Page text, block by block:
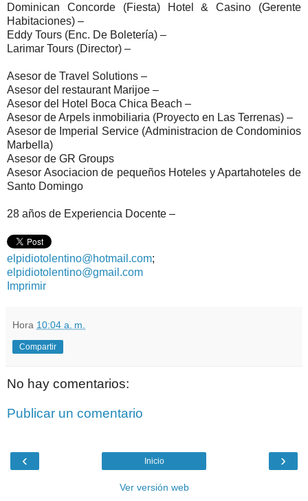
Dominican Concorde (Fiesta) Hotel & Casino (Gerente
Habitaciones) –
Eddy Tours (Enc. De Boletería) –
Larimar Tours (Director) –
Asesor de Travel Solutions –
Asesor del restaurant Marijoe –
Asesor del Hotel Boca Chica Beach –
Asesor de Arpels inmobiliaria (Proyecto en Las Terrenas) –
Asesor de Imperial Service (Administracion de Condominios
Marbella)
Asesor de GR Groups
Asesor Asociacion de pequeños Hoteles y Apartahoteles de
Santo Domingo
28 años de Experiencia Docente –
elpidiotolentino@hotmail.com;
elpidiotolentino@gmail.com
Imprimir
Hora 10:04 a. m.
Compartir
No hay comentarios:
Publicar un comentario
‹ ›
Inicio
Ver versión web